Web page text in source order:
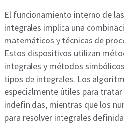
El funcionamiento interno de
integrales implica una
matemáticos y técnicas de
Estos dispositivos utilizan
integrales y métodos
tipos de integrales. Los
especialmente útiles para
indefinidas, mientras que los
para resolver integrales